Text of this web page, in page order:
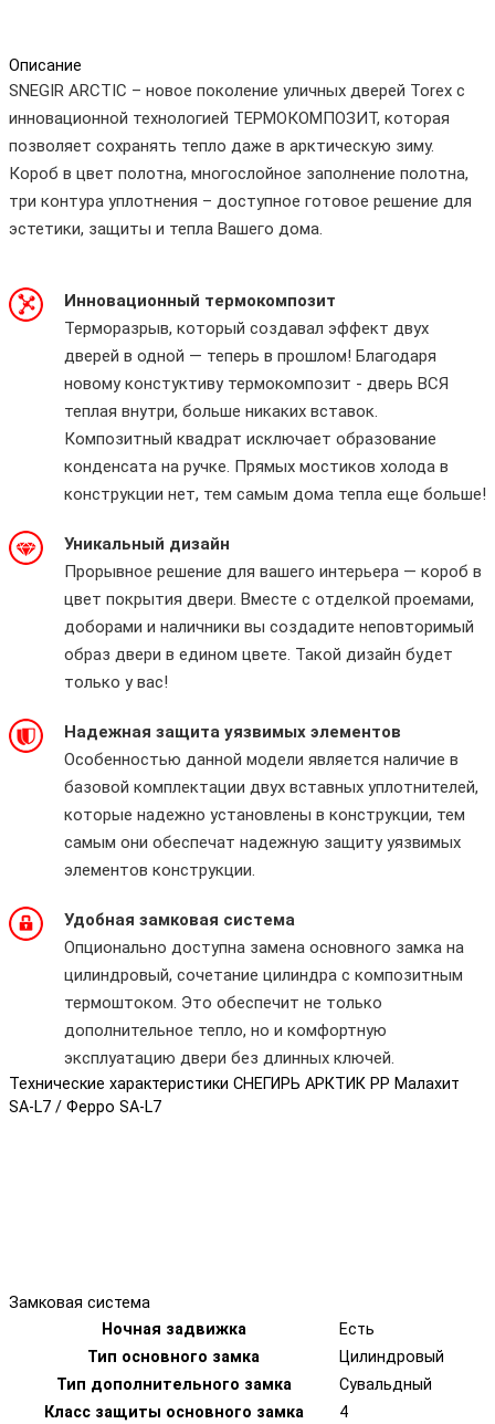
Описание
SNEGIR ARCTIC – новое поколение уличных дверей Torex с
инновационной технологией ТЕРМОКОМПОЗИТ, которая
позволяет сохранять тепло даже в арктическую зиму.
Короб в цвет полотна, многослойное заполнение полотна,
три контура уплотнения – доступное готовое решение для
эстетики, защиты и тепла Вашего дома.
Инновационный термокомпозит
Терморазрыв, который создавал эффект двух
дверей в одной — теперь в прошлом! Благодаря
новому констуктиву термокомпозит - дверь ВСЯ
теплая внутри, больше никаких вставок.
Композитный квадрат исключает образование
конденсата на ручке. Прямых мостиков холода в
конструкции нет, тем самым дома тепла еще больше!
Уникальный дизайн
Прорывное решение для вашего интерьера — короб в
цвет покрытия двери. Вместе с отделкой проемами,
доборами и наличники вы создадите неповторимый
образ двери в едином цвете. Такой дизайн будет
только у вас!
Надежная защита уязвимых элементов
Особенностью данной модели является наличие в
базовой комплектации двух вставных уплотнителей,
которые надежно установлены в конструкции, тем
самым они обеспечат надежную защиту уязвимых
элементов конструкции.
Удобная замковая система
Опционально доступна замена основного замка на
цилиндровый, сочетание цилиндра с композитным
термоштоком. Это обеспечит не только
дополнительное тепло, но и комфортную
эксплуатацию двери без длинных ключей.
Технические характеристики СНЕГИРЬ АРКТИК PP Малахит
SA-L7 / Ферро SA-L7
Замковая система
Ночная задвижка
Есть
Тип основного замка
Цилиндровый
Тип дополнительного замка
Сувальдный
Класс защиты основного замка
4